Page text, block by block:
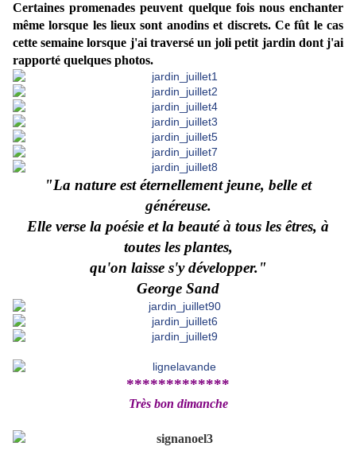
Certaines promenades peuvent quelque fois nous enchanter
même lorsque les lieux sont anodins et discrets. Ce fût le cas
cette semaine lorsque j'ai traversé un joli petit jardin dont j'ai
rapporté quelques photos.
"La nature est éternellement jeune, belle et
généreuse.
Elle verse la poésie et la beauté à tous les êtres, à
toutes les plantes,
qu'on laisse s'y développer."
George Sand
*************
Très bon dimanche